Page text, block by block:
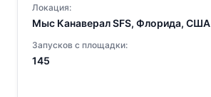
Локация:
Мыс Канаверал SFS, Флорида, США
Запусков с площадки:
145